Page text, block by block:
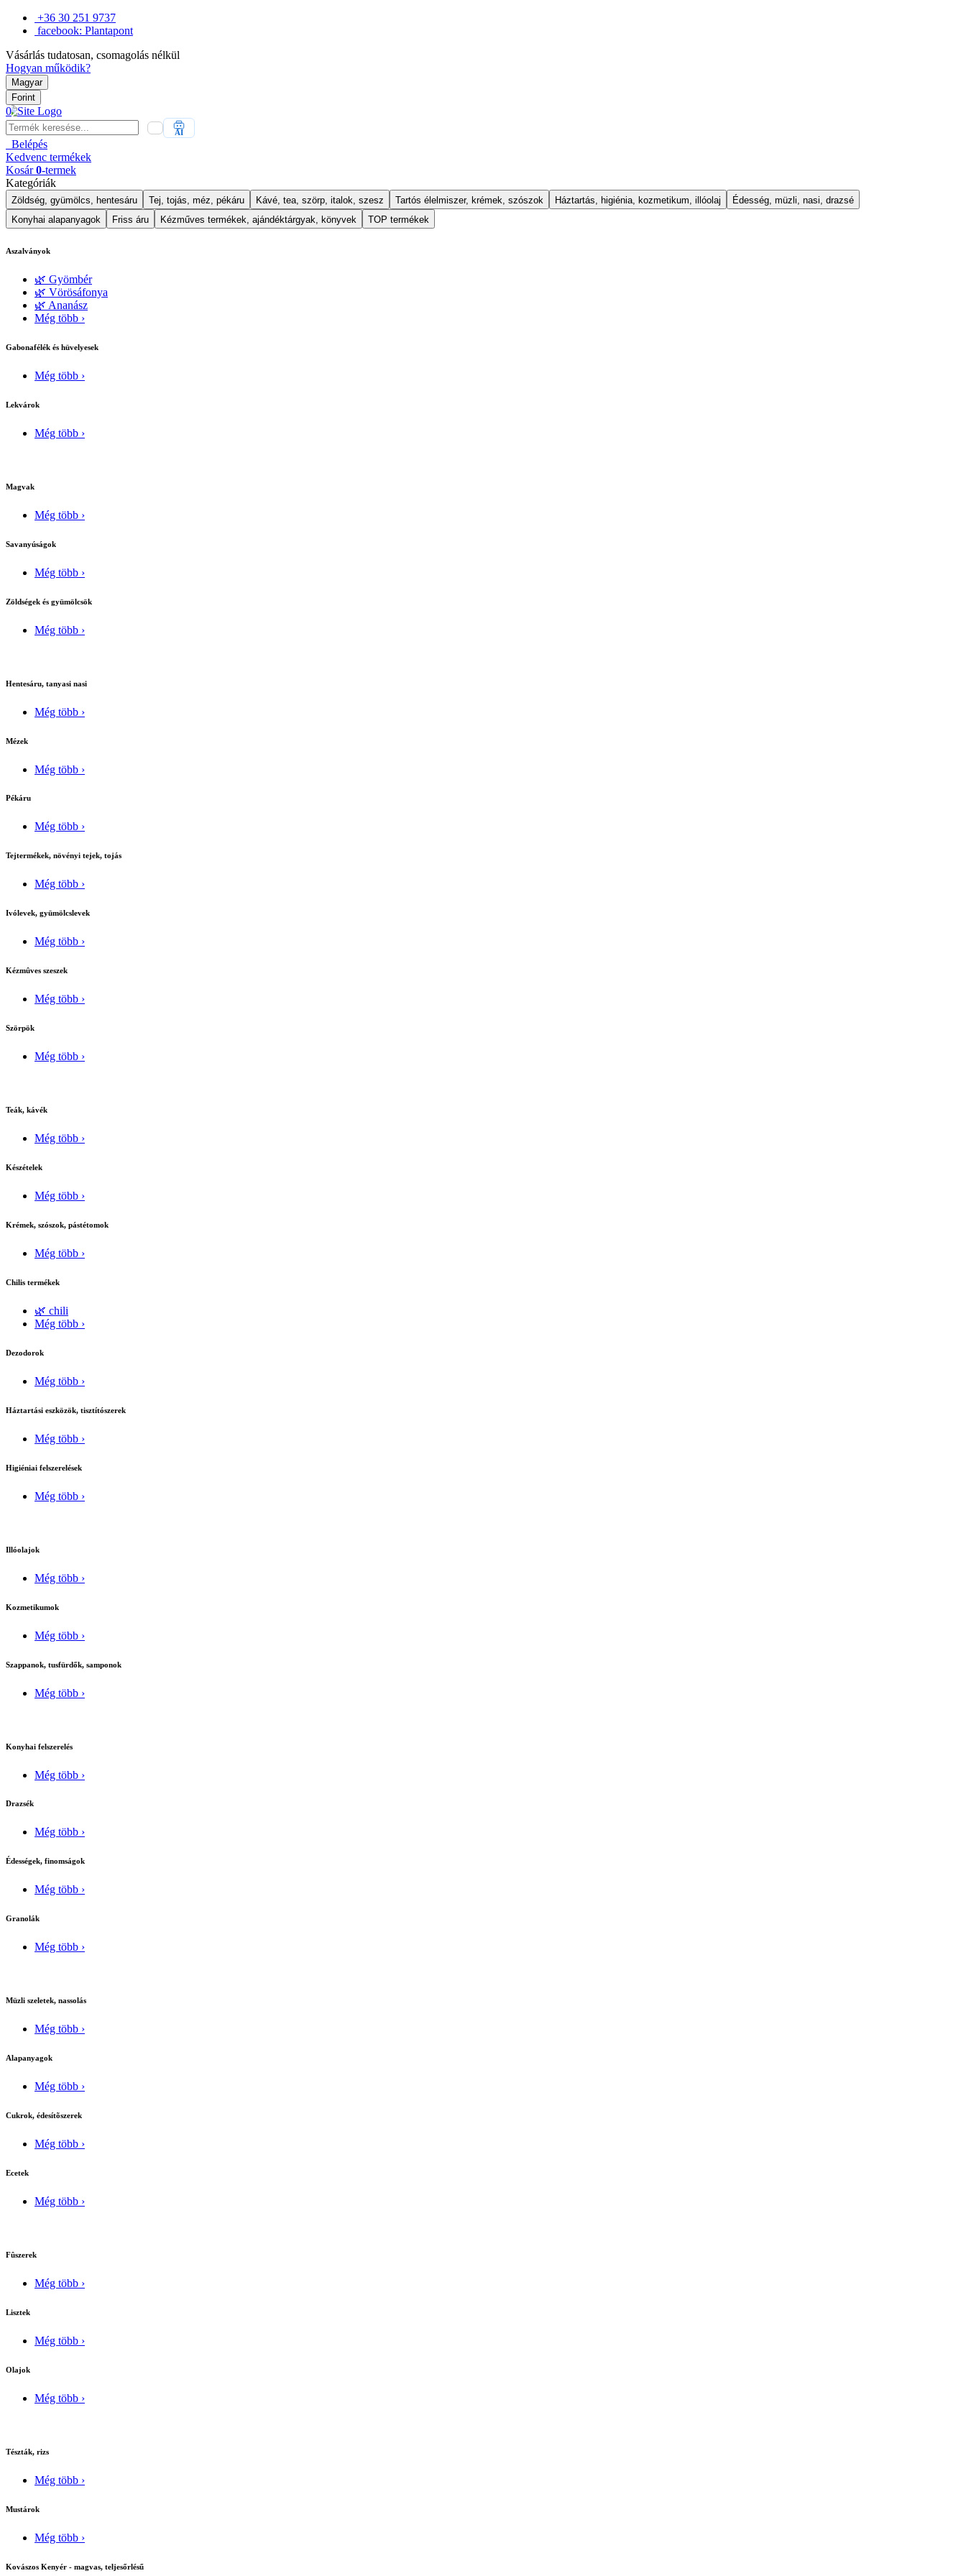
+36 30 251 9737
facebook: Plantapont
Vásárlás tudatosan, csomagolás nélkül
Hogyan működik?
Magyar
Forint
0
AI
Belépés
Kedvenc termékek
Kosár 0-termek
Kategóriák
Zöldség, gyümölcs, hentesáru Tej, tojás, méz, pékáru Kávé, tea, szörp, italok, szesz Tartós élelmiszer, krémek, szószok Háztartás, higiénia, kozmetikum, illóolaj
Édesség, müzli, nasi, drazsé
Konyhai alapanyagok
Friss áru Kézműves termékek, ajándéktárgyak, könyvek TOP termékek
Aszalványok
🌿 Gyömbér
🌿 Vörösáfonya
🌿 Ananász
Még több ›
Gabonafélék és hüvelyesek
Még több ›
Lekvárok
Még több ›
Magvak
Még több ›
Savanyúságok
Még több ›
Zöldségek és gyümölcsök
Még több ›
Hentesáru, tanyasi nasi
Még több ›
Mézek
Még több ›
Pékáru
Még több ›
Tejtermékek, növényi tejek, tojás
Még több ›
Ivólevek, gyümölcslevek
Még több ›
Kézmûves szeszek
Még több ›
Szörpök
Még több ›
Teák, kávék
Még több ›
Készételek
Még több ›
Krémek, szószok, pástétomok
Még több ›
Chilis termékek
🌿 chili
Még több ›
Dezodorok
Még több ›
Háztartási eszközök, tisztítószerek
Még több ›
Higiéniai felszerelések
Még több ›
Illóolajok
Még több ›
Kozmetikumok
Még több ›
Szappanok, tusfürdők, samponok
Még több ›
Konyhai felszerelés
Még több ›
Drazsék
Még több ›
Édességek, finomságok
Még több ›
Granolák
Még több ›
Müzli szeletek, nassolás
Még több ›
Alapanyagok
Még több ›
Cukrok, édesítõszerek
Még több ›
Ecetek
Még több ›
Fûszerek
Még több ›
Lisztek
Még több ›
Olajok
Még több ›
Tészták, rizs
Még több ›
Mustárok
Még több ›
Kovászos Kenyér - magvas, teljesőrlésű